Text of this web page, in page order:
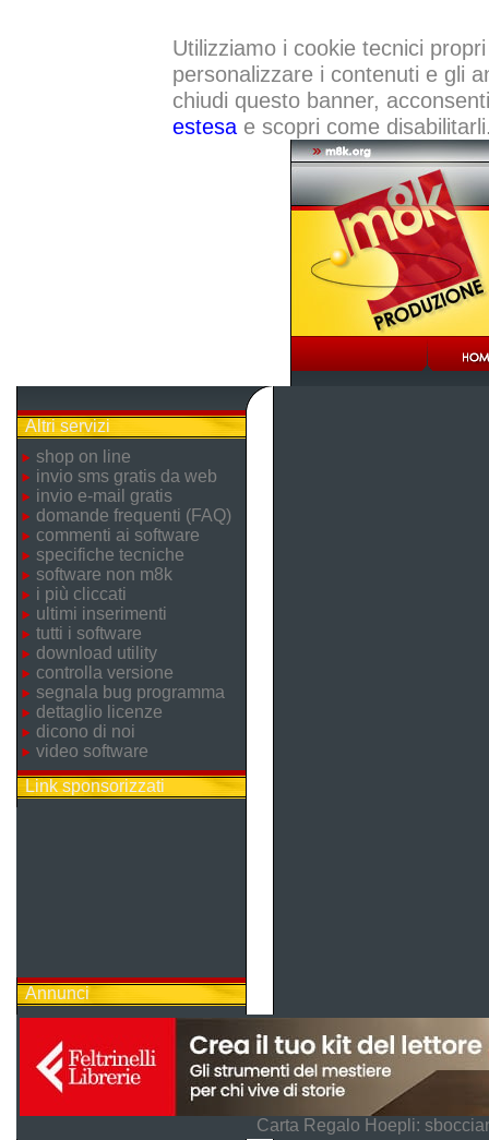
Utilizziamo i cookie tecnici
personalizzare i contenuti e gli
chiudi questo banner,
estesae scopri come
Altri servizi
shop on line
invio sms gratis da web
invio e-mail gratis
domande frequenti (FAQ)
commenti ai software
specifiche tecniche
software non m8k
i più cliccati
ultimi inserimenti
tutti i software
download utility
controlla versione
segnala bug programma
dettaglio licenze
dicono di noi
video software
Link sponsorizzati
Annunci
Carta Regalo Hoepli: